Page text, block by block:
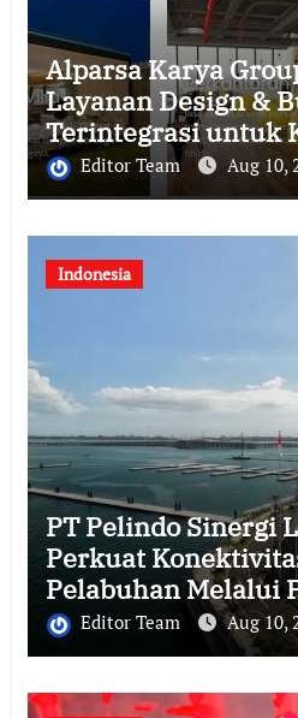
Alparsa Karya
Layanan Design &
Terintegrasi untuk
Jabodetabek
Editor Team Aug 10,
Indonesia
PT Pelindo Sinergi
Perkuat
Pelabuhan Melalui
Kinerja Semester I
Editor Team Aug 10,